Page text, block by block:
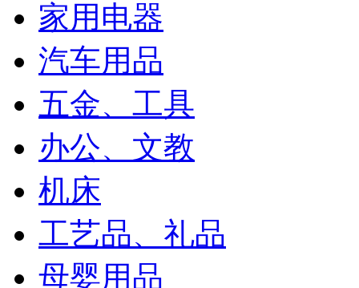
家用电器
汽车用品
五金、工具
办公、文教
机床
工艺品、礼品
母婴用品